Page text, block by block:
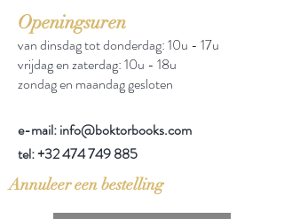
Openingsuren
van dinsdag tot donderdag: 10u - 17u
vrijdag en zaterdag: 10u - 18u
zondag en maandag gesloten
e-mail: info@boktorbooks.com
tel:+32 474 749 885
Annuleer een bestelling